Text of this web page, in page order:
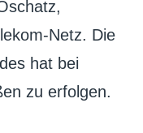
Netz. Die
hat bei
zu erfolgen.